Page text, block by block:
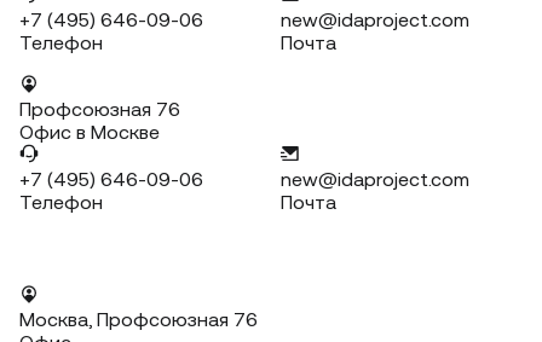
+7 (495) 646-09-06
Телефон
new@idaproject.com
Почта
Профсоюзная 76
Офис в Москве
+7 (495) 646-09-06
Телефон
new@idaproject.com
Почта
Москва, Профсоюзная 76